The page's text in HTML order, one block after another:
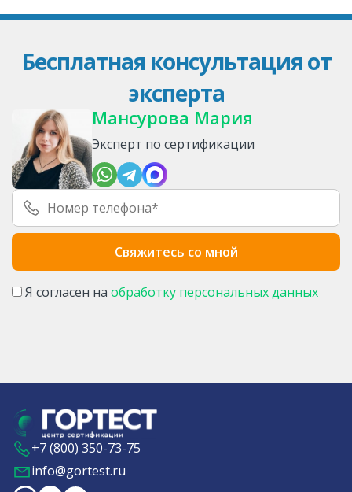
Бесплатная консультация от
эксперта
Мансурова Мария
Эксперт по сертификации
Я согласен на обработку персональных данных
+7 (800) 350-73-75
info@gortest.ru